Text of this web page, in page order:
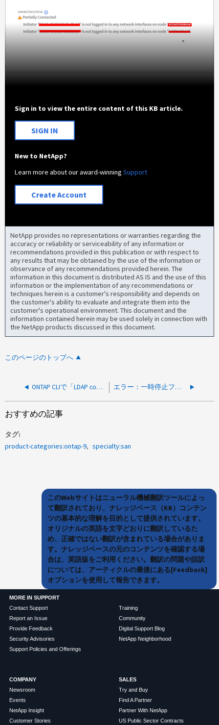
Sign in to view the entire content of this KB article.
SIGN IN
New to NetApp?
Learn more about our award-winningSupport
Create Account
NetApp provides no representations or warranties regarding the
accuracy or reliability or serviceability of any information or
recommendations provided in this publication or with respect to
any results that may be obtained by the use of the information or
observance of any recommendations provided herein. The
information in this document is distributed AS IS and the use of this
information or the implementation of any recommendations or
techniques herein is a customer's responsibility and depends on
the customer's ability to evaluate and integrate them into the
customer's operational environment. This document and the
information contained herein may be used solely in connection with
the NetApp products discussed in this document.
このページのトップへ
ONTAP CLIで「LDAP configuration is not found」というエラーが表示される エラー：一時停止フレームを有効にする前に PFC を無効にする必要があります
おすすめの記事
タグ
product-categories:ontap-9
specialty:san
このWebサイトはニューラル機械翻訳ツールによっ
て翻訳されており、ナレッジベース（KB）コンテン
ツの基本的な理解を目的として提供されています。
オリジナルの英語を文字どおりに翻訳しているた
め、正確ではない翻訳が含まれている場合がありま
す。ナレッジベースの元のコンテンツを確認する場
合は、英語版をご利用ください。翻訳の問題や誤訳
については、アーティクルの最後にある[Feedback]
オプションを使用して報告できます。
MORE IN SUPPORT
Contact Support
Report an Issue
Provide Feedback
Security Advisories
Support Policies and Offerings
Training
Community
Digital Support Blog
NetApp Neighborhood
COMPANY
Newsroom
Events
NetApp Insight
Customer Stories
SALES
Try and Buy
Find A Partner
Partner With NetApp
US Public Sector Contracts